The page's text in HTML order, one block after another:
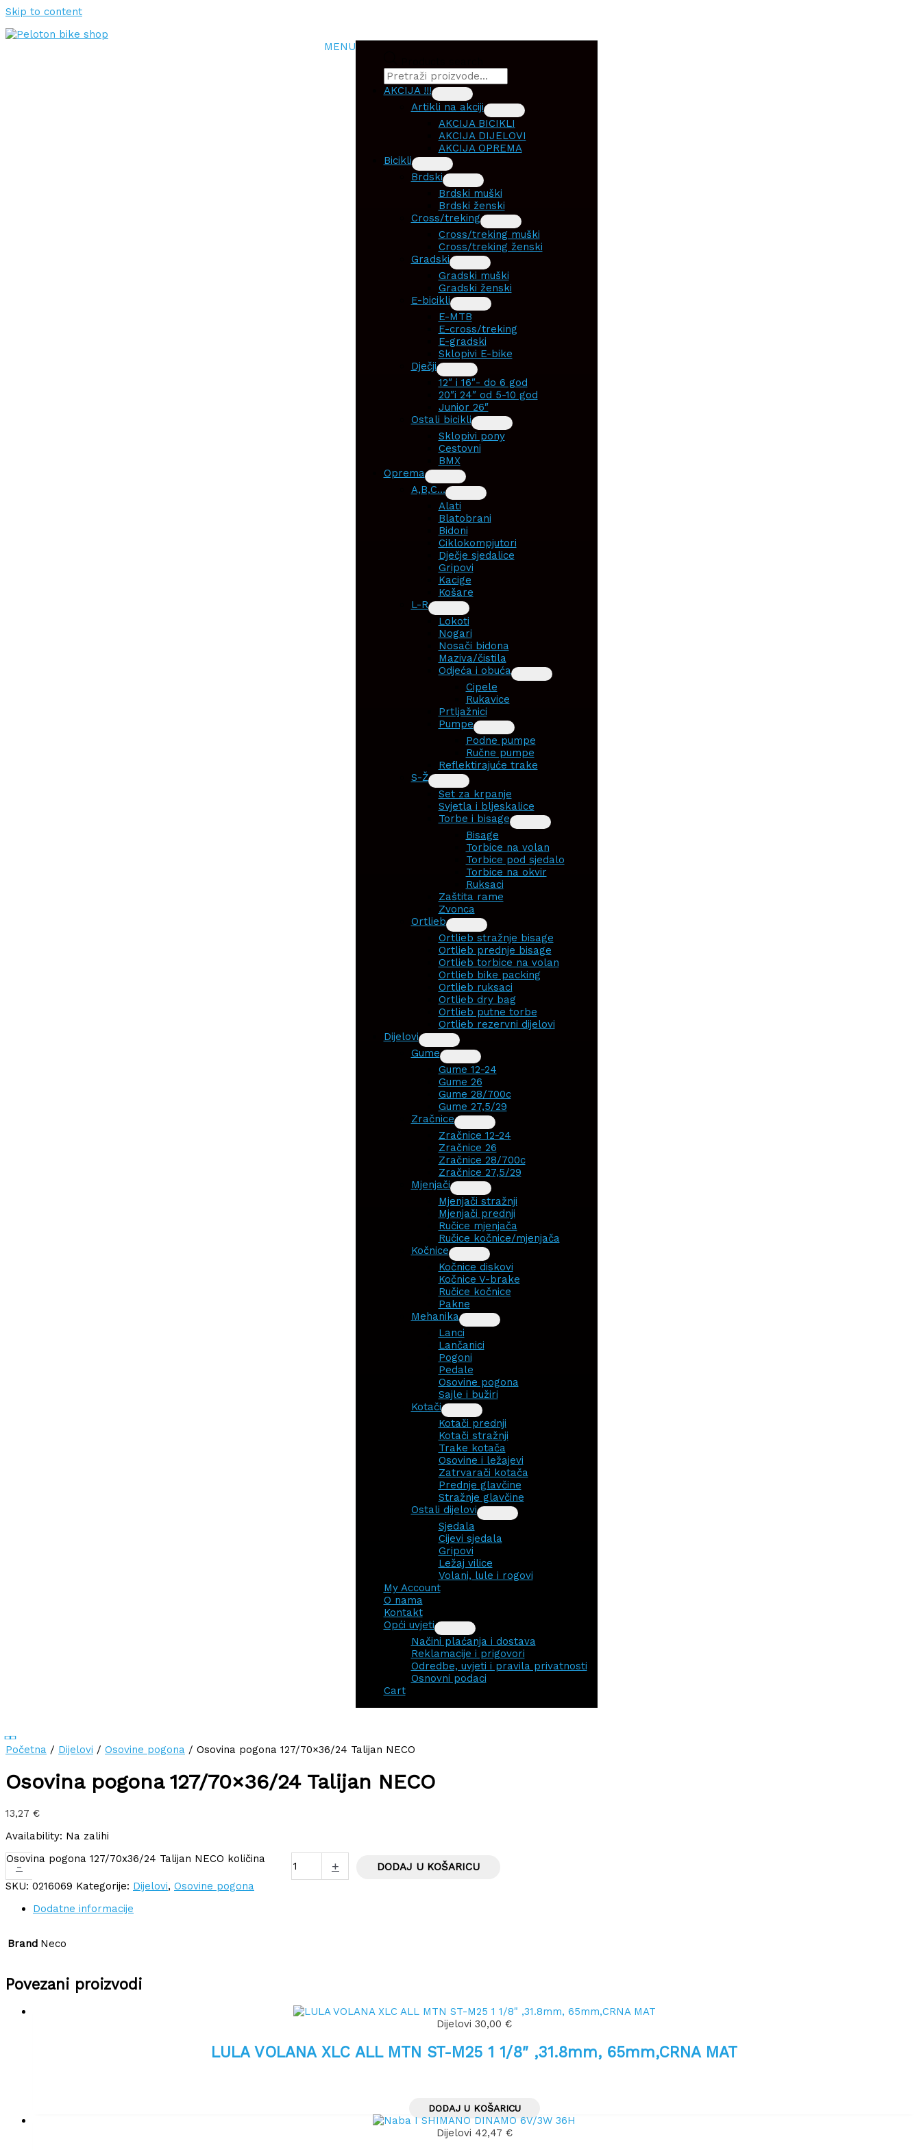
Skip to content
MENU
AKCIJA !!!
Artikli na akciji
AKCIJA BICIKLI
AKCIJA DIJELOVI
AKCIJA OPREMA
Bicikli
Brdski
Brdski muški
Brdski ženski
Cross/treking
Cross/treking muški
Cross/treking ženski
Gradski
Gradski muški
Gradski ženski
E-bicikli
E-MTB
E-cross/treking
E-gradski
Sklopivi E-bike
Dječji
12″ i 16″- do 6 god
20″i 24″ od 5-10 god
Junior 26″
Ostali bicikli
Sklopivi pony
Cestovni
BMX
Oprema
A,B,C…
Alati
Blatobrani
Bidoni
Ciklokompjutori
Dječje sjedalice
Gripovi
Kacige
Košare
L-R
Lokoti
Nogari
Nosači bidona
Maziva/čistila
Odjeća i obuća
Cipele
Rukavice
Prtljažnici
Pumpe
Podne pumpe
Ručne pumpe
Reflektirajuće trake
S-Ž
Set za krpanje
Svjetla i bljeskalice
Torbe i bisage
Bisage
Torbice na volan
Torbice pod sjedalo
Torbice na okvir
Ruksaci
Zaštita rame
Zvonca
Ortlieb
Ortlieb stražnje bisage
Ortlieb prednje bisage
Ortlieb torbice na volan
Ortlieb bike packing
Ortlieb ruksaci
Ortlieb dry bag
Ortlieb putne torbe
Ortlieb rezervni dijelovi
Dijelovi
Gume
Gume 12-24
Gume 26
Gume 28/700c
Gume 27,5/29
Zračnice
Zračnice 12-24
Zračnice 26
Zračnice 28/700c
Zračnice 27,5/29
Mjenjači
Mjenjači stražnji
Mjenjači prednji
Ručice mjenjača
Ručice kočnice/mjenjača
Kočnice
Kočnice diskovi
Kočnice V-brake
Ručice kočnice
Pakne
Mehanika
Lanci
Lančanici
Pogoni
Pedale
Osovine pogona
Sajle i bužiri
Kotači
Kotači prednji
Kotači stražnji
Trake kotača
Osovine i ležajevi
Zatrvarači kotača
Prednje glavčine
Stražnje glavčine
Ostali dijelovi
Sjedala
Cijevi sjedala
Gripovi
Ležaj vilice
Volani, lule i rogovi
My Account
O nama
Kontakt
Opći uvjeti
Načini plaćanja i dostava
Reklamacije i prigovori
Odredbe, uvjeti i pravila privatnosti
Osnovni podaci
Cart
Početna / Dijelovi / Osovine pogona / Osovina pogona 127/70×36/24 Talijan NECO
Osovina pogona 127/70×36/24 Talijan NECO
13,27 €
Availability: Na zalihi
-
Osovina pogona 127/70x36/24 Talijan NECO količina
+
DODAJ U KOŠARICU
SKU: 0216069 Kategorije: Dijelovi, Osovine pogona
Dodatne informacije
Brand Neco
Povezani proizvodi
Dijelovi 30,00 €
LULA VOLANA XLC ALL MTN ST-M25 1 1/8″ ,31.8mm, 65mm,CRNA MAT
DODAJ U KOŠARICU
Dijelovi 42,47 €